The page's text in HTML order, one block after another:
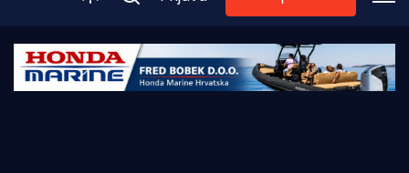
Početna